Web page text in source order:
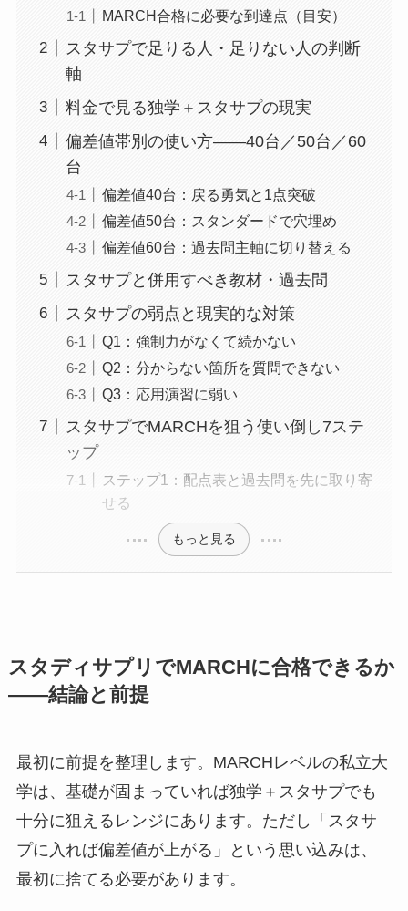
MARCH合格に必要な到達点（目安）
スタサプで足りる人・足りない人の判断
軸
料金で見る独学＋スタサプの現実
偏差値帯別の使い方――40台／50台／60
台
偏差値40台：戻る勇気と1点突破
偏差値50台：スタンダードで穴埋め
偏差値60台：過去問主軸に切り替える
スタサプと併用すべき教材・過去問
スタサプの弱点と現実的な対策
Q1：強制力がなくて続かない
Q2：分からない箇所を質問できない
Q3：応用演習に弱い
スタサプでMARCHを狙う使い倒し7ステ
ップ
ステップ1：配点表と過去問を先に取り寄
せる
もっと見る
スタディサプリでMARCHに合格できるか
――結論と前提
最初に前提を整理します。MARCHレベルの私立大
学は、基礎が固まっていれば独学＋スタサプでも
十分に狙えるレンジにあります。ただし「スタサ
プに入れば偏差値が上がる」という思い込みは、
最初に捨てる必要があります。